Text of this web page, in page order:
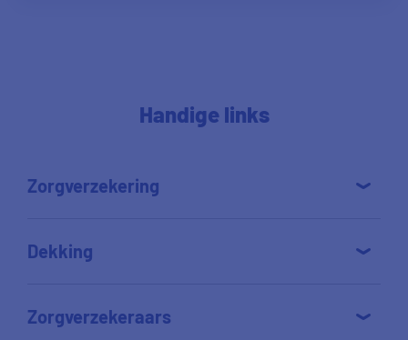
Handige links
Zorgverzekering
Dekking
Zorgverzekeraars